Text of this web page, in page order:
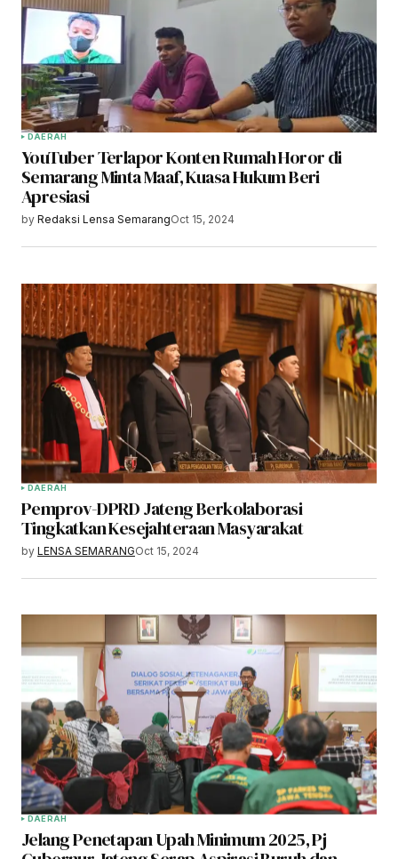
DAERAH
YouTuber Terlapor Konten Rumah Horor di
Semarang Minta Maaf, Kuasa Hukum Beri
Apresiasi
by Redaksi Lensa SemarangOct 15, 2024
DAERAH
Pemprov-DPRD Jateng Berkolaborasi
Tingkatkan Kesejahteraan Masyarakat
by LENSA SEMARANGOct 15, 2024
DAERAH
Jelang Penetapan Upah Minimum 2025, Pj